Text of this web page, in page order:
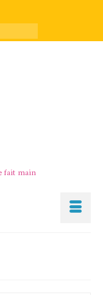
fait main